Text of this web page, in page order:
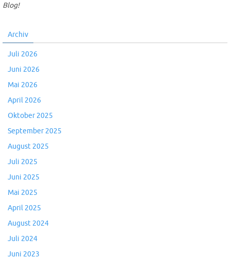
Blog!
Archiv
Juli 2026
Juni 2026
Mai 2026
April 2026
Oktober 2025
September 2025
August 2025
Juli 2025
Juni 2025
Mai 2025
April 2025
August 2024
Juli 2024
Juni 2023